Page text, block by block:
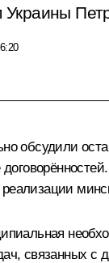
Украины
обсудили
связанных с